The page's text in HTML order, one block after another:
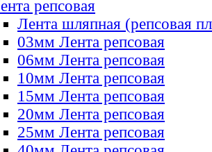
репсовая
Лента шляпная (репсовая
03мм Лента репсовая
06мм Лента репсовая
10мм Лента репсовая
15мм Лента репсовая
20мм Лента репсовая
25мм Лента репсовая